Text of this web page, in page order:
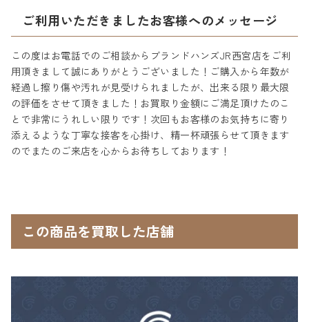
ご利用いただきましたお客様へのメッセージ
この度はお電話でのご相談からブランドハンズJR西宮店をご利
用頂きまして誠にありがとうございました！ご購入から年数が
経過し擦り傷や汚れが見受けられましたが、出来る限り最大限
の評価をさせて頂きました！お買取り金額にご満足頂けたのこ
とで非常にうれしい限りです！次回もお客様のお気持ちに寄り
添えるような丁寧な接客を心掛け、精一杯頑張らせて頂きます
のでまたのご来店を心からお待ちしております！
この商品を買取した店舗